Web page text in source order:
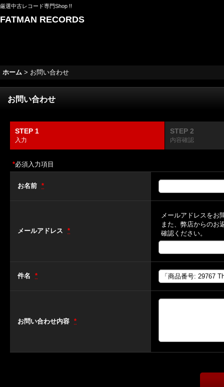
厳選中古レコード専門Shop !!
FATMAN RECORDS
ホーム > お問い合わせ
お問い合わせ
STEP 1
入力
STEP 2
内容確認
*必須入力項目
お名前 *
メールアドレス *
メールアドレスをお
また、弊店からのお
確認ください。
件名 *
お問い合わせ内容 *